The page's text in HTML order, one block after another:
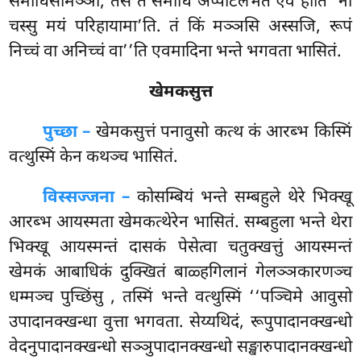
चस्सु मयं परिहायामा’ति. तं किं मञ्ञसि अस्सजि, रूपं
निच्चं वा अनिच्चं वा’’ति एवमादिना भन्ते भगवता भासितं.
खेमकसुत्त
पुच्छा – खेमकसुत्तंपनावुसो कत्थ कं आरब्भ किस्मिं
वत्थुस्मिं केन कथञ्च भासितं.
विस्सज्जना – कोसम्बियं भन्ते सम्बहुले थेरे भिक्खू
आरब्भ आयस्मता खेमकत्थेरेन भासितं. सम्बहुला भन्ते थेरा
भिक्खू आयस्मन्तं दासकं पेसेत्वा चतुक्खत्तुं आयस्मन्तं
खेमकं आबाधिकं दुक्खितं बाळ्हगिलानं गेलञ्ञकारणञ्च
धम्मञ्च पुच्छिंसु , तस्मिं भन्ते वत्थुस्मिं ‘‘पञ्चिमे आवुसो
उपादानक्खन्धा वुत्ता भगवता. सेय्यथिदं, रूपुपादानक्खन्धो
वेदनुपादानक्खन्धो सञ्ञुपादानक्खन्धो सङ्खारुपादानक्खन्धो